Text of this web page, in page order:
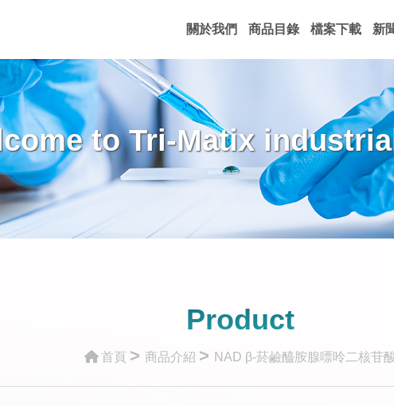
關於我們 商品目錄 檔案下載 新
to Tri-Matix
Product
首頁 > 商品介紹 > NAD β-菸鹼醯胺腺嘌呤二核苷